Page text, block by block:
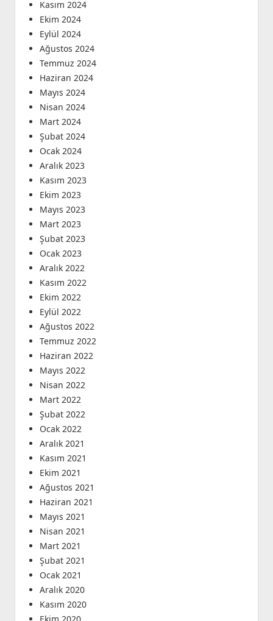
Kasım 2024
Ekim 2024
Eylül 2024
Ağustos 2024
Temmuz 2024
Haziran 2024
Mayıs 2024
Nisan 2024
Mart 2024
Şubat 2024
Ocak 2024
Aralık 2023
Kasım 2023
Ekim 2023
Mayıs 2023
Mart 2023
Şubat 2023
Ocak 2023
Aralık 2022
Kasım 2022
Ekim 2022
Eylül 2022
Ağustos 2022
Temmuz 2022
Haziran 2022
Mayıs 2022
Nisan 2022
Mart 2022
Şubat 2022
Ocak 2022
Aralık 2021
Kasım 2021
Ekim 2021
Ağustos 2021
Haziran 2021
Mayıs 2021
Nisan 2021
Mart 2021
Şubat 2021
Ocak 2021
Aralık 2020
Kasım 2020
Ekim 2020